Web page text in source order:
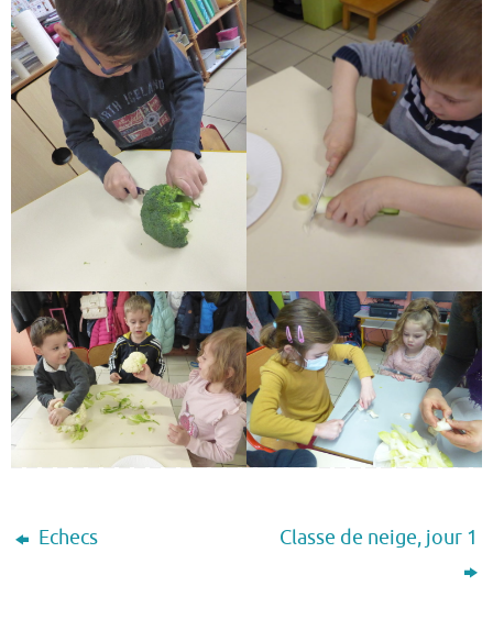
Echecs Classe de neige, jour 1